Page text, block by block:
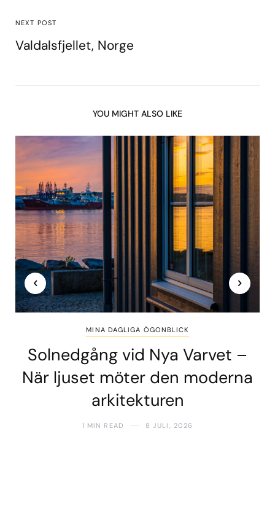
NEXT POST
Valdalsfjellet, Norge
YOU MIGHT ALSO LIKE
MINA DAGLIGA ÖGONBLICK
Solnedgång vid Nya Varvet –
När ljuset möter den moderna
arkitekturen
1 MIN READ 8 JULI, 2026